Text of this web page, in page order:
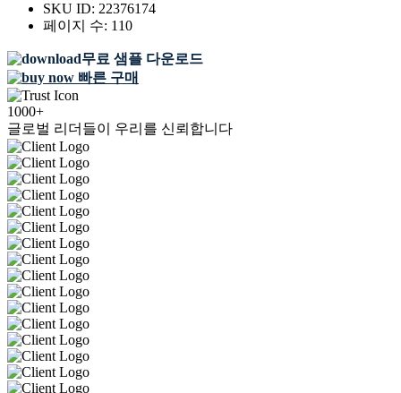
SKU ID: 22376174
페이지 수: 110
무료 샘플 다운로드
빠른 구매
1000+
글로벌 리더들이 우리를 신뢰합니다